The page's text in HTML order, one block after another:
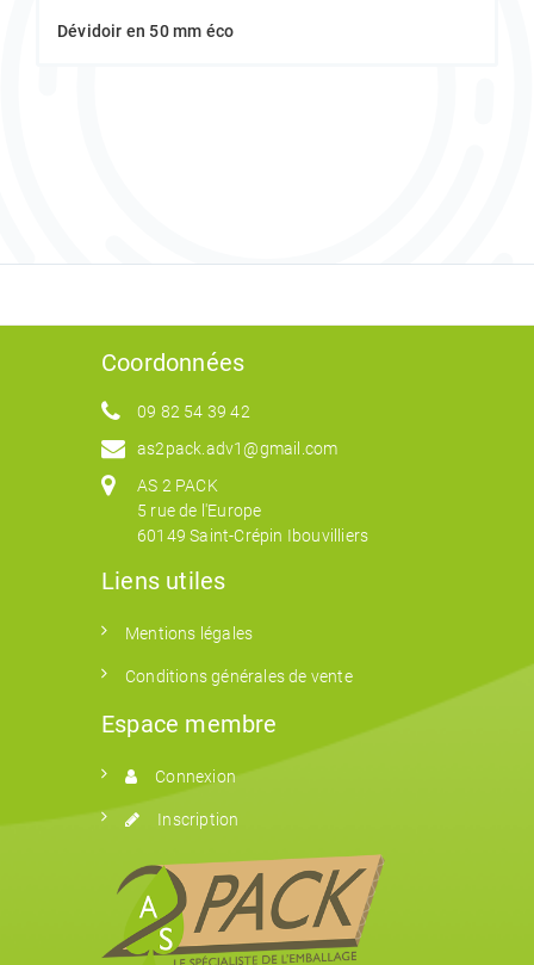
Dévidoir en 50 mm éco
Coordonnées
09 82 54 39 42
as2pack.adv1@gmail.com
AS 2 PACK
5 rue de l'Europe
60149 Saint-Crépin Ibouvilliers
Liens utiles
Mentions légales
Conditions générales de vente
Espace membre
Connexion
Inscription